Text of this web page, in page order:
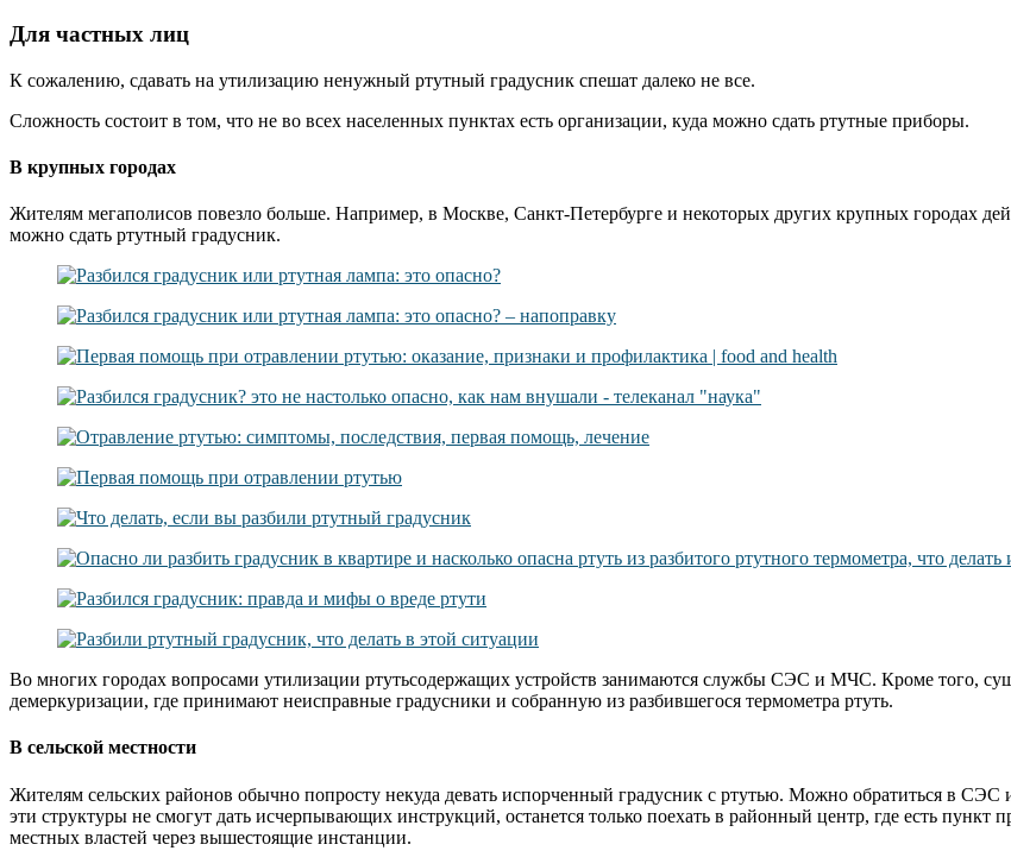
Для частных лиц
К сожалению, сдавать на утилизацию ненужный ртутный градусник спешат далеко не все.
Сложность состоит в том, что не во всех населенных пунктах есть организации, куда можно сдать ртутные приборы.
В крупных городах
Жителям мегаполисов повезло больше. Например, в Москве, Санкт-Петербурге и некоторых других крупных городах
можно сдать ртутный градусник.
Во многих городах вопросами утилизации ртутьсодержащих устройств занимаются службы СЭС и МЧС. Кроме того,
демеркуризации, где принимают неисправные градусники и собранную из разбившегося термометра ртуть.
В сельской местности
Жителям сельских районов обычно попросту некуда девать испорченный градусник с ртутью. Можно обратиться в
эти структуры не смогут дать исчерпывающих инструкций, останется только поехать в районный центр, где есть
местных властей через вышестоящие инстанции.